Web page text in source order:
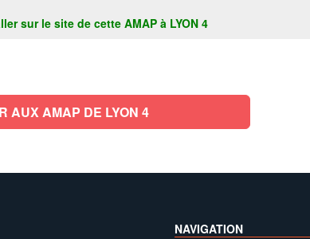
sur le site de cette AMAP à LYON 4
AUX AMAP DE LYON 4
NAVIGATION